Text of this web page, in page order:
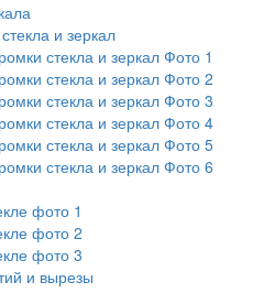
и зеркал
стекла и зеркал Фото 1
стекла и зеркал Фото 2
стекла и зеркал Фото 3
стекла и зеркал Фото 4
стекла и зеркал Фото 5
стекла и зеркал Фото 6
фото 1
фото 2
фото 3
и вырезы